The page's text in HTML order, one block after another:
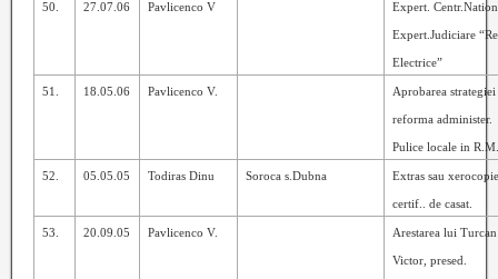
50. 27.07.06 Pavlicenco V Expert.
Expert.Judiciare
Electrice”
51. 18.05.06 Pavlicenco V. Aprobarea strategiei
reforma administer.
Pulice locale in
52. 05.05.05 Todiras Dinu Soroca s.Dubna Extras sau
certif.. de casat.
53. 20.09.05 Pavlicenco V. Arestarea lui Turcan
Victor, presed.